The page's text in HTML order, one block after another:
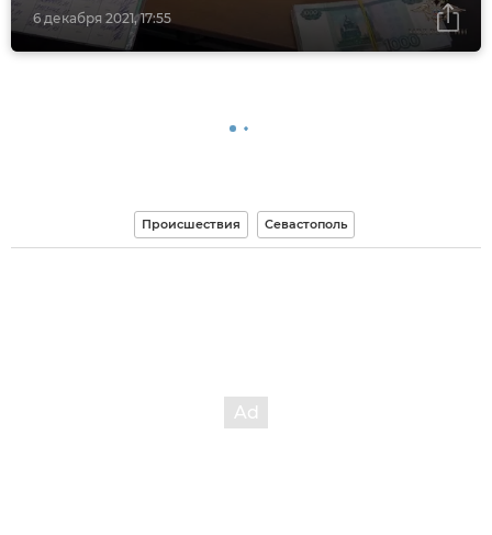
6 декабря 2021, 17:55
Происшествия Севастополь